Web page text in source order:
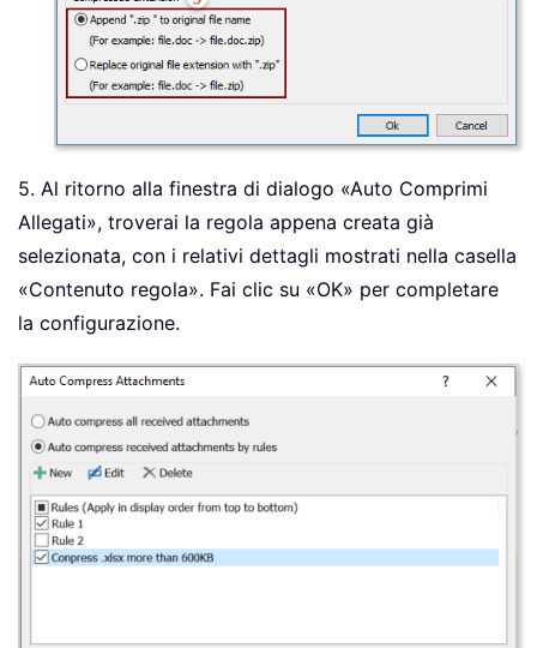
5. Al ritorno alla finestra di dialogo «Auto Comprimi
Allegati», troverai la regola appena creata già
selezionata, con i relativi dettagli mostrati nella casella
«Contenuto regola». Fai clic su «OK» per completare
la configurazione.